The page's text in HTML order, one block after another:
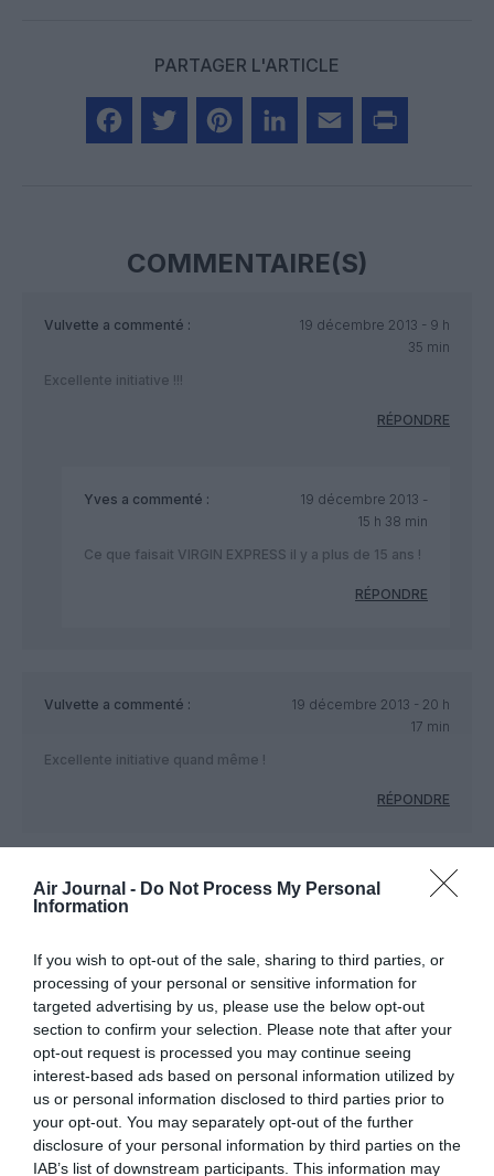
Air Journal - Do Not Process My Personal
Information
If you wish to opt-out of the sale, sharing to third parties, or
processing of your personal or sensitive information for
targeted advertising by us, please use the below opt-out
section to confirm your selection. Please note that after your
opt-out request is processed you may continue seeing
interest-based ads based on personal information utilized by
us or personal information disclosed to third parties prior to
your opt-out. You may separately opt-out of the further
disclosure of your personal information by third parties on the
IAB’s list of downstream participants. This information may
PARTAGER L'ARTICLE
COMMENTAIRE(S)
Vulvette a commenté :
19 décembre 2013 - 9 h
35 min
Excellente initiative !!!
RÉPONDRE
Yves a commenté :
19 décembre 2013 -
15 h 38 min
Ce que faisait VIRGIN EXPRESS il y a plus de 15 ans !
RÉPONDRE
Vulvette a commenté :
19 décembre 2013 - 20 h
17 min
Excellente initiative quand même !
RÉPONDRE
LAISSER UN COMMENTAIRE
FAIRE UN DON
Appel aux lecteurs !
Soutenez Air Journal participezà son
développement !